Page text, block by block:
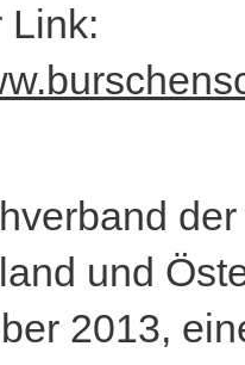
Link:
und
2013,